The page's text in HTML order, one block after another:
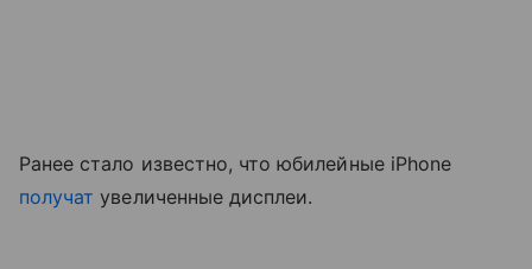
Ранее стало известно, что юбилейные iPhone
получат увеличенные дисплеи.